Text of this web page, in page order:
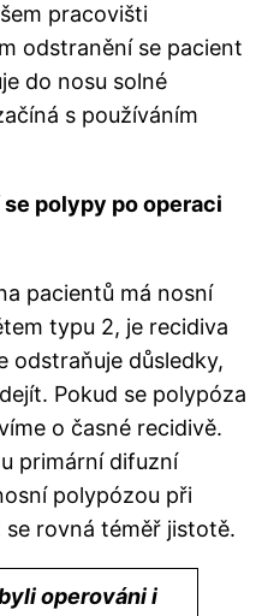
pracovišti
odstranění se pacient
do nosu solné
s používáním
polypy po operaci
pacientů má nosní
typu 2, je recidiva
odstraňuje důsledky,
Pokud se polypóza
o časné recidivě.
primární difuzní
polypózou při
rovná téměř jistotě.
operováni i